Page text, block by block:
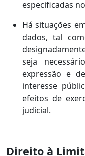
especificadas
Há situações
dados, tal
seja
expressão e
interesse
efeitos de
judicial.
Direito à